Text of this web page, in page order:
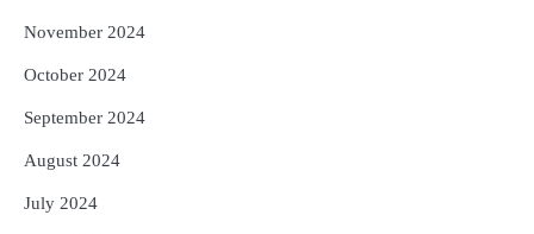
November 2024
October 2024
September 2024
August 2024
July 2024